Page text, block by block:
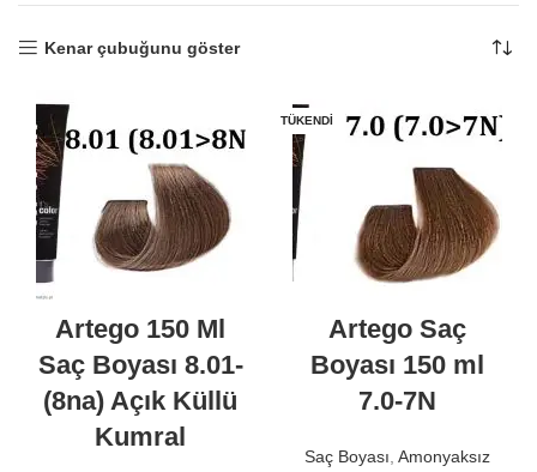
Kenar çubuğunu göster
Artego 150 Ml
Saç Boyası 8.01-
(8na) Açık Küllü
Kumral
TÜKENDI
Artego Saç
Boyası 150 ml
7.0-7N
Saç Boyası Amonyaksız